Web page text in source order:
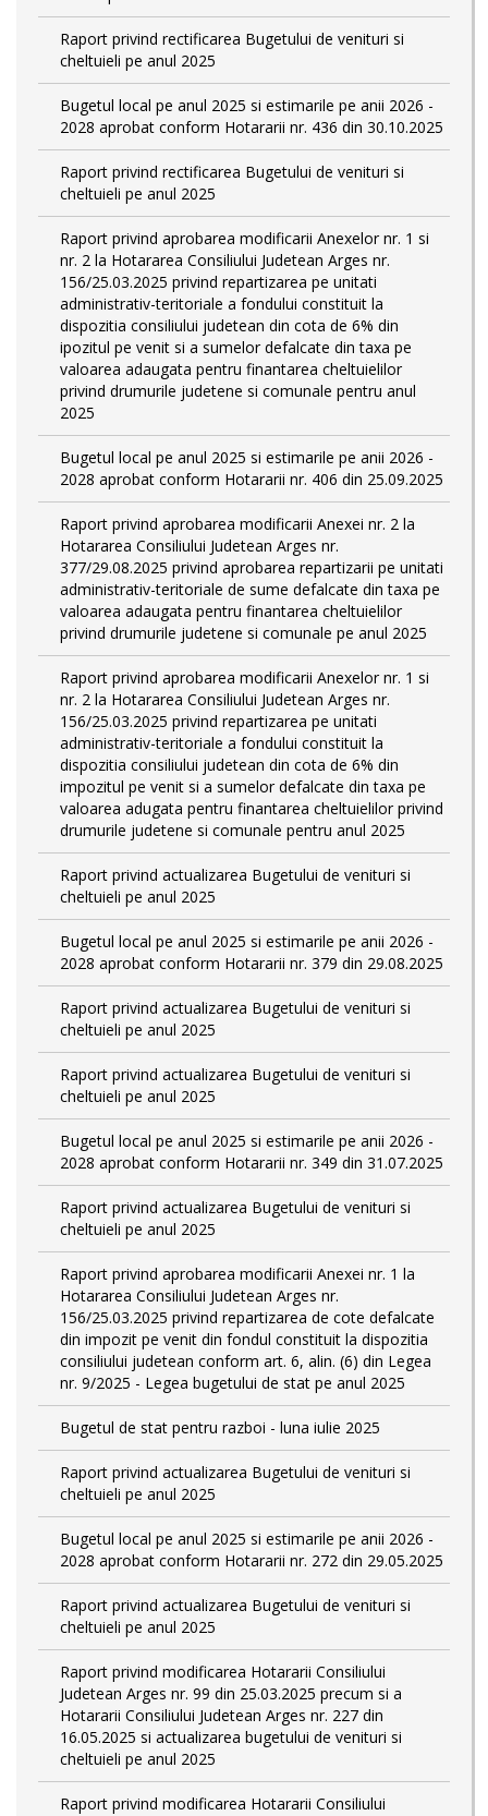
Raport privind rectificarea Bugetului de venituri si
cheltuieli pe anul 2025
Bugetul local pe anul 2025 si estimarile pe anii 2026 -
2028 aprobat conform Hotararii nr. 436 din 30.10.2025
Raport privind rectificarea Bugetului de venituri si
cheltuieli pe anul 2025
Raport privind aprobarea modificarii Anexelor nr. 1 si
nr. 2 la Hotararea Consiliului Judetean Arges nr.
156/25.03.2025 privind repartizarea pe unitati
administrativ-teritoriale a fondului constituit la
dispozitia consiliului judetean din cota de 6% din
ipozitul pe venit si a sumelor defalcate din taxa pe
valoarea adaugata pentru finantarea cheltuielilor
privind drumurile judetene si comunale pentru anul
2025
Bugetul local pe anul 2025 si estimarile pe anii 2026 -
2028 aprobat conform Hotararii nr. 406 din 25.09.2025
Raport privind aprobarea modificarii Anexei nr. 2 la
Hotararea Consiliului Judetean Arges nr.
377/29.08.2025 privind aprobarea repartizarii pe unitati
administrativ-teritoriale de sume defalcate din taxa pe
valoarea adaugata pentru finantarea cheltuielilor
privind drumurile judetene si comunale pe anul 2025
Raport privind aprobarea modificarii Anexelor nr. 1 si
nr. 2 la Hotararea Consiliului Judetean Arges nr.
156/25.03.2025 privind repartizarea pe unitati
administrativ-teritoriale a fondului constituit la
dispozitia consiliului judetean din cota de 6% din
impozitul pe venit si a sumelor defalcate din taxa pe
valoarea adugata pentru finantarea cheltuielilor privind
drumurile judetene si comunale pentru anul 2025
Raport privind actualizarea Bugetului de venituri si
cheltuieli pe anul 2025
Bugetul local pe anul 2025 si estimarile pe anii 2026 -
2028 aprobat conform Hotararii nr. 379 din 29.08.2025
Raport privind actualizarea Bugetului de venituri si
cheltuieli pe anul 2025
Raport privind actualizarea Bugetului de venituri si
cheltuieli pe anul 2025
Bugetul local pe anul 2025 si estimarile pe anii 2026 -
2028 aprobat conform Hotararii nr. 349 din 31.07.2025
Raport privind actualizarea Bugetului de venituri si
cheltuieli pe anul 2025
Raport privind aprobarea modificarii Anexei nr. 1 la
Hotararea Consiliului Judetean Arges nr.
156/25.03.2025 privind repartizarea de cote defalcate
din impozit pe venit din fondul constituit la dispozitia
consiliului judetean conform art. 6, alin. (6) din Legea
nr. 9/2025 - Legea bugetului de stat pe anul 2025
Bugetul de stat pentru razboi - luna iulie 2025
Raport privind actualizarea Bugetului de venituri si
cheltuieli pe anul 2025
Bugetul local pe anul 2025 si estimarile pe anii 2026 -
2028 aprobat conform Hotararii nr. 272 din 29.05.2025
Raport privind actualizarea Bugetului de venituri si
cheltuieli pe anul 2025
Raport privind modificarea Hotararii Consiliului
Judetean Arges nr. 99 din 25.03.2025 precum si a
Hotararii Consiliului Judetean Arges nr. 227 din
16.05.2025 si actualizarea bugetului de venituri si
cheltuieli pe anul 2025
Raport privind modificarea Hotararii Consiliului